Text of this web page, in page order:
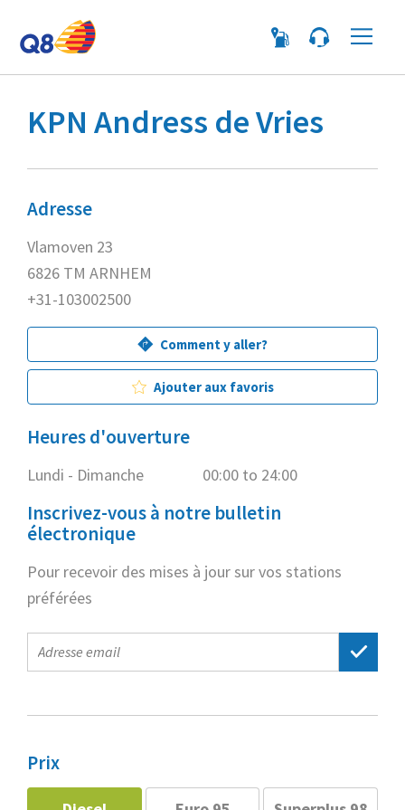
KPN Andress de Vries
Adresse
Vlamoven 23
6826 TM ARNHEM
+31-103002500
Comment y aller?
Ajouter aux favoris
Heures d'ouverture
Lundi - Dimanche 00:00 to 24:00
Inscrivez-vous à notre bulletin
électronique
Pour recevoir des mises à jour sur vos stations
préférées
E-
mail
Prix